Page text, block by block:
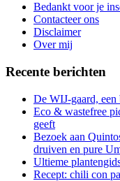
Bedankt voor je
Contacteer ons
Disclaimer
Over mij
Recente berichten
De WIJ-gaard, een
Eco & wastefree
geeft
Bezoek aan
druiven en pure
Ultieme
Recept: chili con